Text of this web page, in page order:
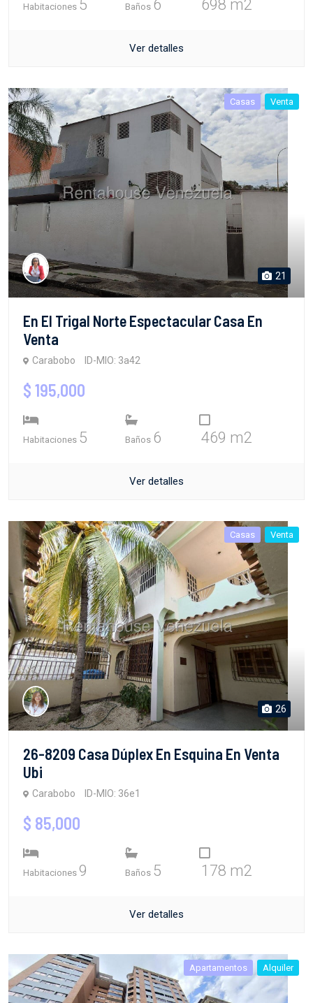
Habitaciones 5 Baños 6 698 m2
Ver detalles
Casas Venta
21
En El Trigal Norte Espectacular Casa En
Venta
Carabobo ID-MIO: 3a42
$ 195,000
Habitaciones 5 Baños 6 469 m2
Ver detalles
Casas Venta
26
26-8209 Casa Dúplex En Esquina En Venta
Ubi
Carabobo ID-MIO: 36e1
$ 85,000
Habitaciones 9 Baños 5 178 m2
Ver detalles
Apartamentos Alquiler